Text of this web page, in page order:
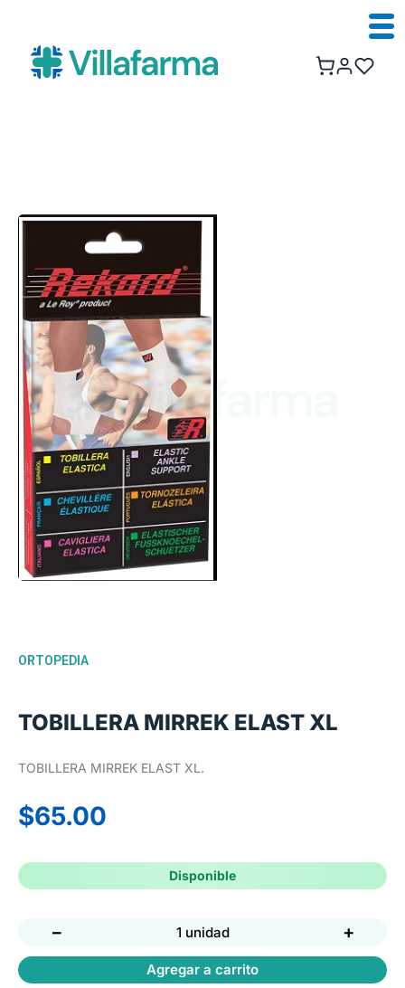
ORTOPEDIA
TOBILLERA MIRREK ELAST XL
TOBILLERA MIRREK ELAST XL.
$65.00
Disponible
− 1 unidad +
Agregar a carrito